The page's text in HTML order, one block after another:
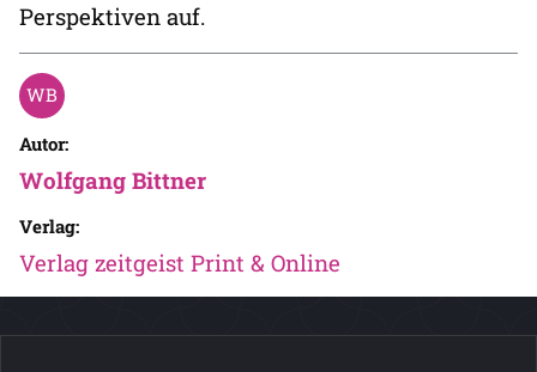
Perspektiven auf.
Autor:
Wolfgang Bittner
Verlag:
Verlag zeitgeist Print & Online